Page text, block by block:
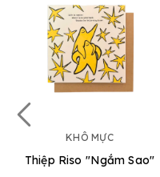
KHÔ MỰC
Thiệp Riso "Ngắm Sao"